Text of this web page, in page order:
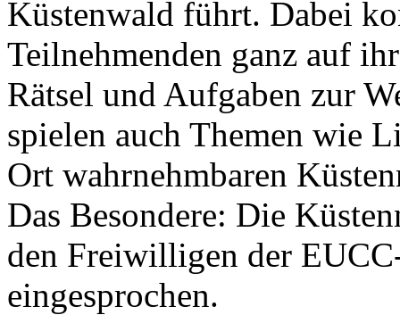
Küstenwald führt. Dabei
Teilnehmenden ganz auf
Rätsel und Aufgaben zur
spielen auch Themen wie
Ort wahrnehmbaren
Das Besondere: Die
den Freiwilligen der
eingesprochen.